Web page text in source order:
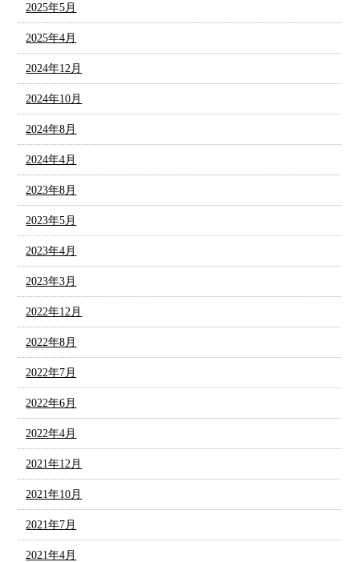
2025年5月
2025年4月
2024年12月
2024年10月
2024年8月
2024年4月
2023年8月
2023年5月
2023年4月
2023年3月
2022年12月
2022年8月
2022年7月
2022年6月
2022年4月
2021年12月
2021年10月
2021年7月
2021年4月